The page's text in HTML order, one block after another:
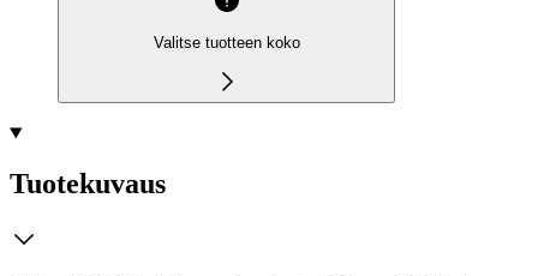
Valitse tuotteen koko
Tuotekuvaus